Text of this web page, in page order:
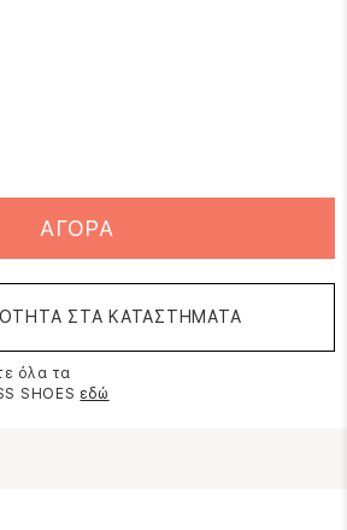
ΑΓΟΡΑ
ΣΤΑ ΚΑΤΑΣΤΗΜΑΤΑ
όλα τα
SHOES εδώ